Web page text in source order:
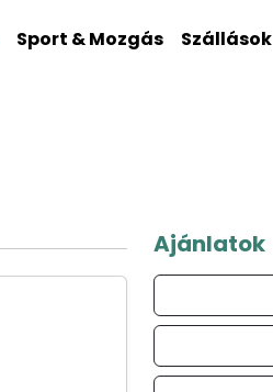
Sport & Mozgás Szállások
Ajánlatok